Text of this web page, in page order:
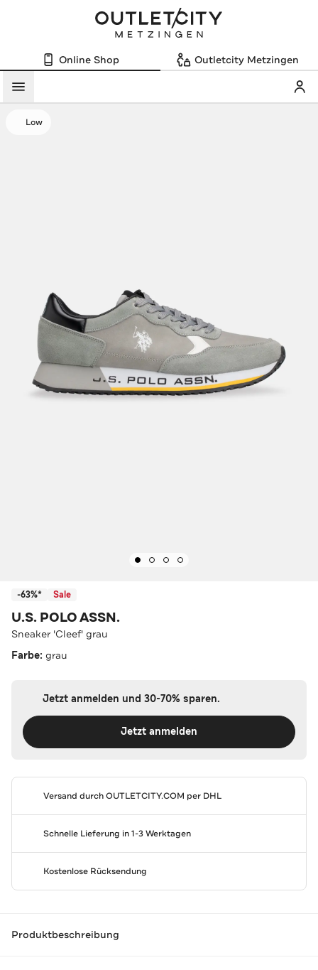
Online Shop Outletcity Metzingen
Menü
Low
-63%* Sale
U.S. POLO ASSN.
Sneaker 'Cleef' grau
Farbe: grau
Jetzt anmelden und 30-70% sparen.
Jetzt anmelden
Versand durchOUTLETCITY.COM per DHL
Schnelle Lieferung in 1-3 Werktagen
Kostenlose Rücksendung
Produktbeschreibung